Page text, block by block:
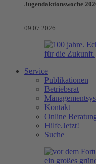
Jugendaktionswoche
09.07.2026
Service
Publikationen
Betriebsrat
Kontakt
Online
Hilfe.Jetzt!
Suche